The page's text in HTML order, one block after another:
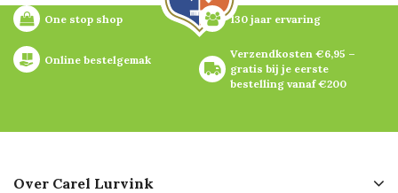
One stop shop 130 jaar ervaring
Online bestelgemak
Verzendkosten €6,95 –
gratis bij je eerste
bestelling vanaf €200
Over Carel Lurvink